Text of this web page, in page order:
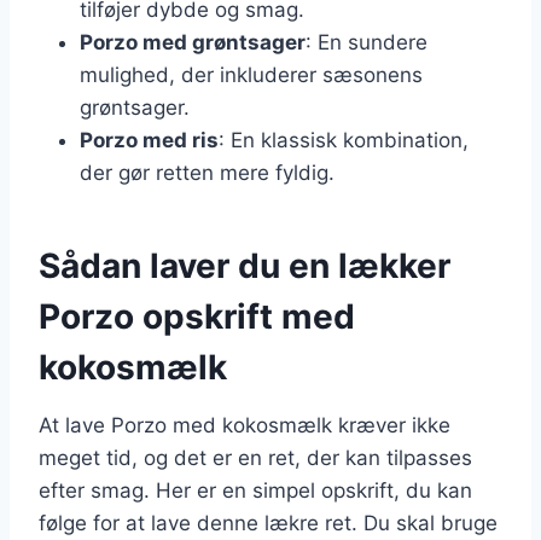
tilføjer dybde og smag.
Porzo med grøntsager: En sundere
mulighed, der inkluderer sæsonens
grøntsager.
Porzo med ris: En klassisk kombination,
der gør retten mere fyldig.
Sådan laver du en lækker
Porzo opskrift med
kokosmælk
At lave Porzo med kokosmælk kræver ikke
meget tid, og det er en ret, der kan tilpasses
efter smag. Her er en simpel opskrift, du kan
følge for at lave denne lækre ret. Du skal bruge